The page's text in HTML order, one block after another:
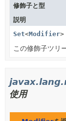
修飾子と型
説明
Set<Modifier>
この修飾子ツリ
使用